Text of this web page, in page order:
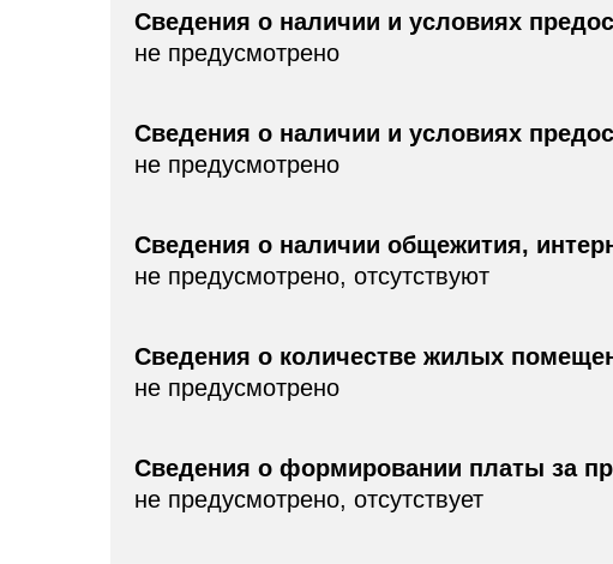
Сведения о наличии и условиях
не предусмотрено
Сведения о наличии и условиях
не предусмотрено
Сведения о наличии общежития,
не предусмотрено, отсутствуют
Сведения о количестве жилых
не предусмотрено
Сведения о формировании платы за
не предусмотрено, отсутствует